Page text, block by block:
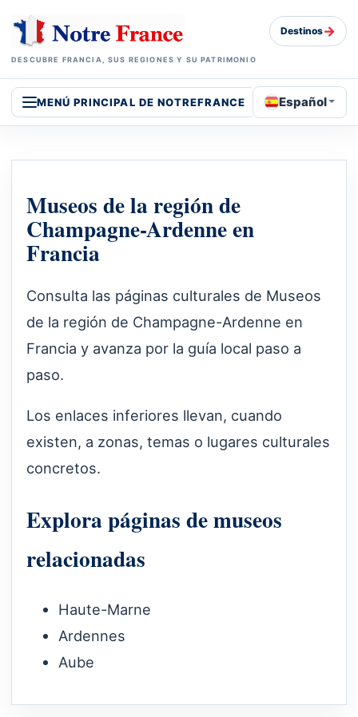
DESCUBRE FRANCIA, SUS REGIONES Y SU PATRIMONIO
Destinos→
MENÚ PRINCIPAL DE NOTREFRANCE Español
Museos de la región de
Champagne-Ardenne en
Francia
Consulta las páginas culturales de Museos
de la región de Champagne-Ardenne en
Francia y avanza por la guía local paso a
paso.
Los enlaces inferiores llevan, cuando
existen, a zonas, temas o lugares culturales
concretos.
Explora páginas de museos
relacionadas
Haute-Marne
Ardennes
Aube